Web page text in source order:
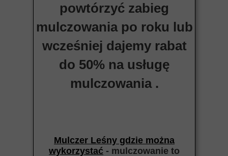
powtórzyć zabieg
mulczowania po roku lub
wcześniej dajemy rabat
do 50% na usługę
mulczowania .
Mulczer Leśny gdzie można
wykorzystać - mulczowanie to